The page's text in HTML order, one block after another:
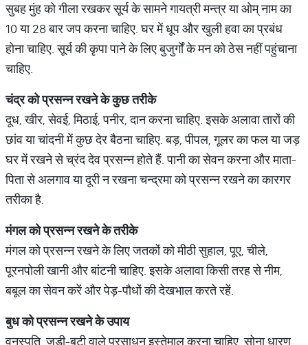
सुबह मुंह को गीला रखकर सूर्य के सामने गायत्री मन्त्र या ओम् नाम का
10 या 28 बार जप करना चाहिए. घर में धूप और खुली हवा का प्रबंध
होना चाहिए. सूर्य की कृपा पाने के लिए बुजुर्गों के मन को ठेस नहीं पहुंचाना
चाहिए.
चंद्र को प्रसन्न रखने के कुछ तरीके
दूध, खीर, सेवई, मिठाई, पनीर, दान करना चाहिए. इसके अलावा तारों की
छांव या चांदनी में कुछ देर बैठना चाहिए. बड़, पीपल, गूलर का फल या जड़
घर में रखने से च्रंद देव प्रसन्न होते हैं. पानी का सेवन करना और माता-
पिता से अलगाव या दूरी न रखना चन्द्रमा को प्रसन्न रखने का कारगर
तरीका है.
मंगल को प्रसन्न रखने के तरीके
मंगल को प्रसन्न रखने के लिए जतकों को मीठी सुहाल, पूए, चीले,
पूरनपोली खानी और बांटनी चाहिए. इसके अलावा किसी तरह से नीम,
बबूल का सेवन करें और पेड़-पौधों की देखभाल करते रहें.
बुध को प्रसन्न रखने के उपाय
वनस्पति, जड़ी-बूटी वाले प्रसाधन इस्तेमाल करना चाहिए. सोना धारण